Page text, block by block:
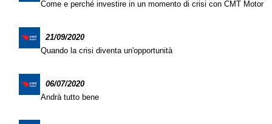
Come e perché investire in un momento di crisi con CMT Motor
21/09/2020
Quando la crisi diventa un'opportunità
06/07/2020
Andrà tutto bene